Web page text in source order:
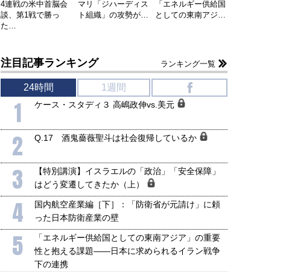
韓国にも理解してほしい「極東
1905年体制」における日米韓安
全保障協力の意味
千々和泰明
ホルムズ海峡危機で加速したエ
ネルギー転換が「中国依存」に
行き着くリスク
4連戦の米中首脳会
談、第1戦で勝っ
た…
マリ「ジハーディス
ト組織」の攻勢が…
「エネルギー供給国
としての東南アジ…
注目記事ランキング ランキング一覧
24時間 1週間
1 ケース・スタディ３ 高嶋政伸vs.美元
2 Q.17 酒鬼薔薇聖斗は社会復帰しているか
3
【特別講演】イスラエルの「政治」「安全保障」
はどう変遷してきたか（上）
4
国内航空産業編［下］：「防衛省が元請け」に頼
った日本防衛産業の壁
5
「エネルギー供給国としての東南アジア」の重要
性と抱える課題――日本に求められるイラン戦争
下の連携